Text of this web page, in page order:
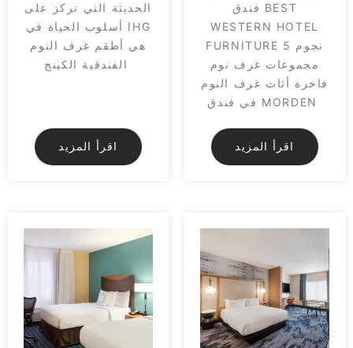
الحديثة التي تركز على
أسلوب الحياة في IHG
هي أطقم غرف النوم
اقرأ المزيد
فندق BEST
WESTERN HOTEL
FURNITURE 5 نجوم
مجموعات غرف نوم
فاخرة أثاث غرف النوم
في فندق MORDEN
اقرأ المزيد